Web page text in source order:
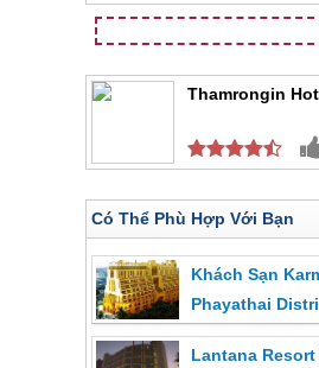
Thamrongin
Có Thể Phù Hợp Với Bạn
Khách Sạn
Phayathai
Lantana